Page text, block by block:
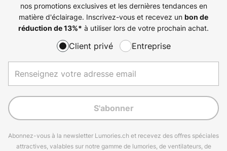
nos promotions exclusives et les dernières tendances en
matière d'éclairage. Inscrivez-vous et recevez un bon de
réduction de13%* à utiliser lors de votre prochain achat.
Client privé Entreprise
S'abonner
Abonnez-vous à la newsletter Lumories.ch et recevez des offres spéciales
attractives, valables sur notre gamme de lumories, de ventilateurs, de